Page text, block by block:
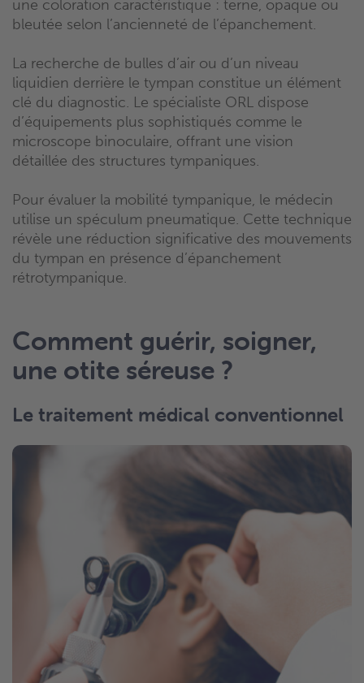
une coloration caractéristique : terne, opaque ou
bleutée selon l’ancienneté de l’épanchement.
La recherche de bulles d’air ou d’un niveau
liquidien derrière le tympan constitue un élément
clé du diagnostic. Le spécialiste ORL dispose
d’équipements plus sophistiqués comme le
microscope binoculaire, offrant une vision
détaillée des structures tympaniques.
Pour évaluer la mobilité tympanique, le médecin
utilise un spéculum pneumatique. Cette technique
révèle une réduction significative des mouvements
du tympan en présence d’épanchement
rétrotympanique.
Comment guérir, soigner,
une otite séreuse ?
Le traitement médical conventionnel